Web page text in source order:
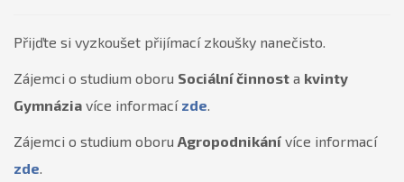
Přijďte si vyzkoušet přijímací zkoušky nanečisto.
Zájemci o studium oboru Sociální činnost a kvinty
Gymnázia více informací zde.
Zájemci o studium oboru Agropodnikání více informací
zde.